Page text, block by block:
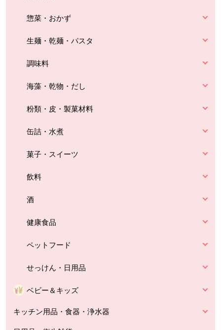
惣菜・おかず
生麺・乾麺・パスタ
調味料
海藻・乾物・だし
粉類・皮・製菓材料
缶詰・水煮
菓子・スイーツ
飲料
酒
健康食品
ペットフード
せっけん・日用品
ベビー＆キッズ
キッチン用品・食器・浄水器